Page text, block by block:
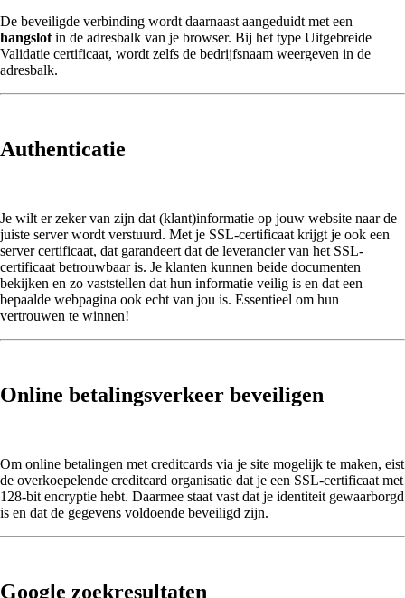
De beveiligde verbinding wordt daarnaast aangeduidt met een
hangslot in de adresbalk van je browser. Bij het type Uitgebreide
Validatie certificaat, wordt zelfs de bedrijfsnaam weergeven in de
adresbalk.
Authenticatie
Je wilt er zeker van zijn dat (klant)informatie op jouw website naar de
juiste server wordt verstuurd. Met je SSL-certificaat krijgt je ook een
server certificaat, dat garandeert dat de leverancier van het SSL-
certificaat betrouwbaar is. Je klanten kunnen beide documenten
bekijken en zo vaststellen dat hun informatie veilig is en dat een
bepaalde webpagina ook echt van jou is. Essentieel om hun
vertrouwen te winnen!
Online betalingsverkeer beveiligen
Om online betalingen met creditcards via je site mogelijk te maken, eist
de overkoepelende creditcard organisatie dat je een SSL-certificaat met
128-bit encryptie hebt. Daarmee staat vast dat je identiteit gewaarborgd
is en dat de gegevens voldoende beveiligd zijn.
Google zoekresultaten